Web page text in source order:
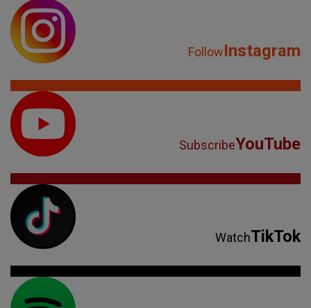
FollowInstagram
SubscribeYouTube
WatchTikTok